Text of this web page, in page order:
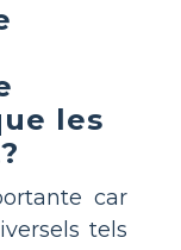
les
car
tels